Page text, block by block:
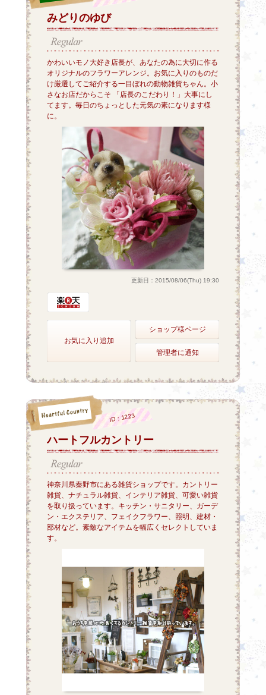
みどりのゆび
かわいいモノ大好き店長が、あなたの為に大切に作る
オリジナルのフラワーアレンジ。お気に入りのものだ
け厳選してご紹介する一目ぼれの動物雑貨ちゃん。小
さなお店だからこそ 「店長のこだわり！」大事にし
てます。毎日のちょっとした元気の素になります様
に。
更新日：2015/08/06(Thu) 19:30
お気に入り追加
ショップ様ページ
管理者に通知
ハートフルカントリー
ID：1223
神奈川県秦野市にある雑貨ショップです。カントリー
雑貨、ナチュラル雑貨、インテリア雑貨、可愛い雑貨
を取り扱っています。キッチン・サニタリー、ガーデ
ン・エクステリア、フェイクフラワー、照明、建材・
部材など。素敵なアイテムを幅広くセレクトしていま
す。